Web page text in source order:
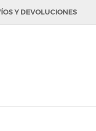
Y DEVOLUCIONES